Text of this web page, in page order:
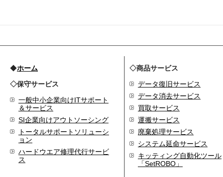
◆ホーム
◇保守サービス
一般中小企業向けITサポート
＆サービス
SI企業向けアウトソーシング
トータルサポートソリューシ
ョン
ハードウエア修理代行サービ
ス
◇商品サービス
データ復旧サービス
データ消去サービス
買取サービス
運搬サービス
廃棄処理サービス
システム延命サービス
キッティング自動化ツール
「SetROBO」